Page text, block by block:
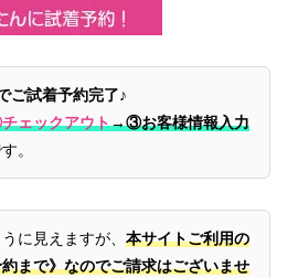
ご試着予約完了♪
ェックアウト→③お客様情報入力
。
に見えますが、 本サイトご利用の
まで》なのでご請求はございませ